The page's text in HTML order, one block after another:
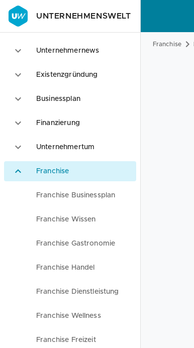
UNTERNEHMENSWELT
Unternehmernews
Existenzgründung
Businessplan
Finanzierung
Unternehmertum
Franchise
Franchise Businessplan
Franchise Wissen
Franchise Gastronomie
Franchise Handel
Franchise Dienstleistung
Franchise Wellness
Franchise Freizeit
Franchise